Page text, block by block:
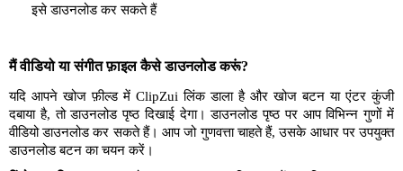
इसे डाउनलोड कर सकते हैं
मैं वीडियो या संगीत फ़ाइल कैसे डाउनलोड करूं?
यदि आपने खोज फ़ील्ड में ClipZui लिंक डाला है और खोज बटन या एंटर कुंजी
दबाया है, तो डाउनलोड पृष्ठ दिखाई देगा। डाउनलोड पृष्ठ पर आप विभिन्न गुणों में
वीडियो डाउनलोड कर सकते हैं। आप जो गुणवत्ता चाहते हैं, उसके आधार पर उपयुक्त
डाउनलोड बटन का चयन करें।